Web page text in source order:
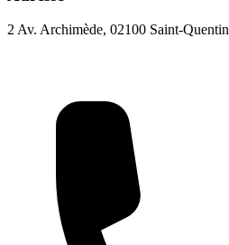
2 Av. Archimède, 02100 Saint-Quentin